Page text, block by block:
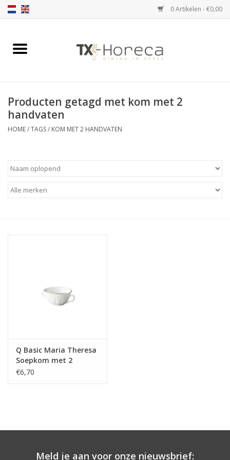
0 Artikelen - €0,00
Home
Catalogi
Merken
Contact
Producten getagd met kom met 2
handvaten
HOME/TAGS/ KOM MET 2 HANDVATEN
Q Basic Maria Theresa
Soepkom met 2
handvaten, Wit met
€6,70
Meld je aan voor onze nieuwsbrief: